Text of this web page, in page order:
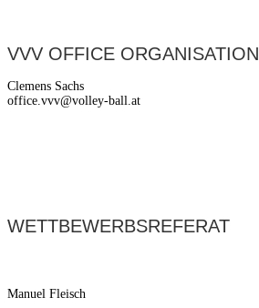
VVV OFFICE ORGANISATION
Clemens Sachs
office.vvv@volley-ball.at
WETTBEWERBSREFERAT
Manuel Fleisch